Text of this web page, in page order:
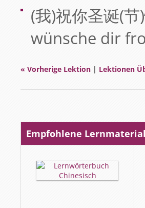
(我)祝你圣诞(
wünsche dir
« Vorherige Lektion | Lektionen
Empfohlene